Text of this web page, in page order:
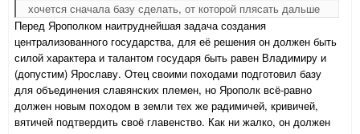
хочется сначала базу сделать, от которой плясать дальше
Перед Ярополком наитруднейшая задача создания
централизованного государства, для её решения он должен быть
силой характера и талантом государя быть равен Владимиру и
(допустим) Ярославу. Отец своими походами подготовил базу
для объединения славянских племен, но Ярополк всё-равно
должен новым походом в земли тех же радимичей, кривичей,
вятичей подтвердить своё главенство. Как ни жалко, он должен